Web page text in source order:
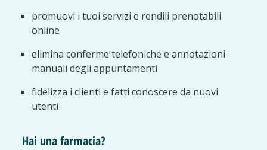
promuovi i tuoi servizi e rendili prenotabili
online
elimina conferme telefoniche e annotazioni
manuali degli appuntamenti
fidelizza i clienti e fatti conoscere da nuovi
utenti
Hai una farmacia?